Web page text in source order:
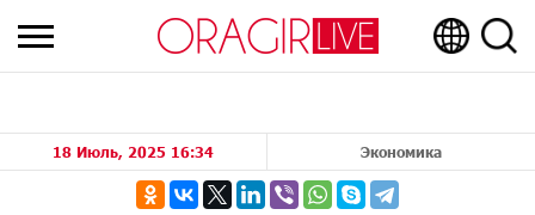
18 Июль, 2025 16:34 Экономика